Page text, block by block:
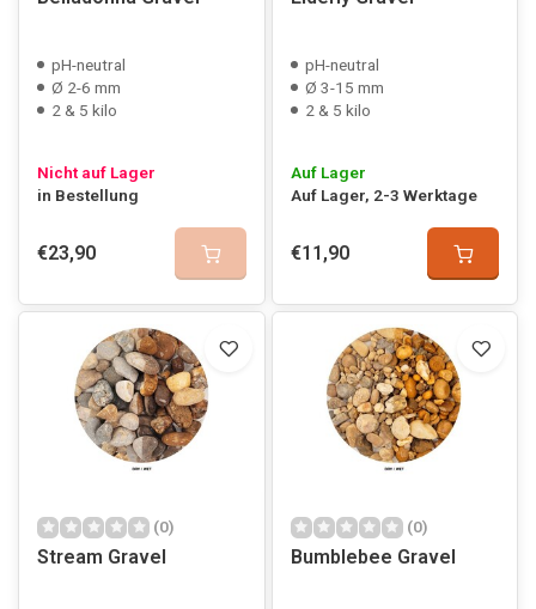
pH-neutral
Ø 2-6 mm
2 & 5 kilo
Nicht auf Lager
in Bestellung
€23,90
pH-neutral
Ø 3-15 mm
2 & 5 kilo
Auf Lager
Auf Lager, 2-3 Werktage
€11,90
(0)
Stream Gravel
(0)
Bumblebee Gravel